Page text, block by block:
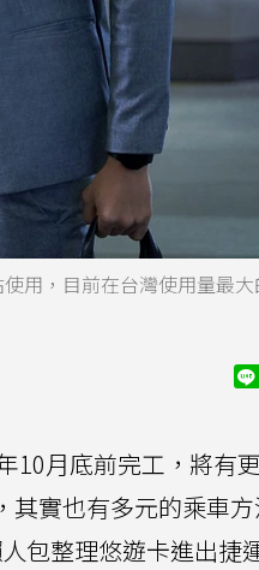
用，目前在台灣使用量最
10月底前完工，將有
，其實也有多元的乘車
包整理悠遊卡進出捷